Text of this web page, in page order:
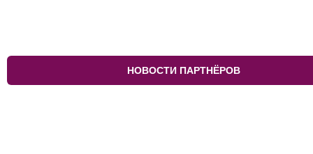
НОВОСТИ ПАРТНЁРОВ